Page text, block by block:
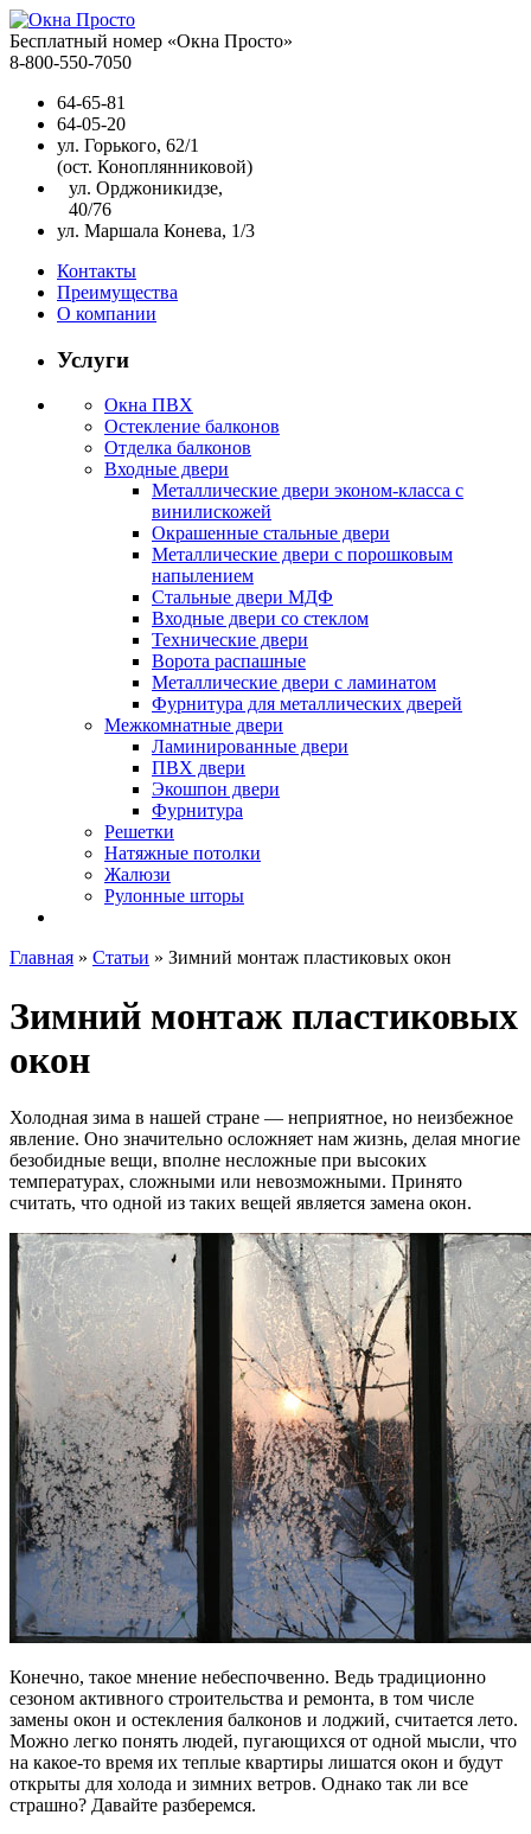
Бесплатный номер «Окна Просто»
8-800-550-7050
64-65-81
64-05-20
ул. Горького, 62/1
(ост. Коноплянниковой)
ул. Орджоникидзе,
40/76
ул. Маршала Конева, 1/3
Контакты
Преимущества
О компании
Услуги
Окна ПВХ
Остекление балконов
Отделка балконов
Входные двери
Металлические двери эконом-класса с
винилискожей
Окрашенные стальные двери
Металлические двери с порошковым
напылением
Стальные двери МДФ
Входные двери со стеклом
Технические двери
Ворота распашные
Металлические двери с ламинатом
Фурнитура для металлических дверей
Межкомнатные двери
Ламинированные двери
ПВХ двери
Экошпон двери
Фурнитура
Решетки
Натяжные потолки
Жалюзи
Рулонные шторы
Главная » Статьи » Зимний монтаж пластиковых окон
Зимний монтаж пластиковых
окон
Холодная зима в нашей стране — неприятное, но неизбежное
явление. Оно значительно осложняет нам жизнь, делая многие
безобидные вещи, вполне несложные при высоких
температурах, сложными или невозможными. Принято
считать, что одной из таких вещей является замена окон.
Конечно, такое мнение небеспочвенно. Ведь традиционно
сезоном активного строительства и ремонта, в том числе
замены окон и остекления балконов и лоджий, считается лето.
Можно легко понять людей, пугающихся от одной мысли, что
на какое-то время их теплые квартиры лишатся окон и будут
открыты для холода и зимних ветров. Однако так ли все
страшно? Давайте разберемся.